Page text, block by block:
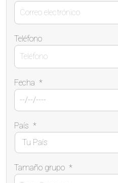
Teléfono
Fecha *
País *
Tamaño grupo *